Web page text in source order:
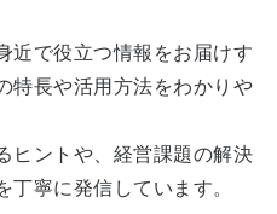
近で役立つ情報をお届けす
特長や活用方法をわかりや
ヒントや、経営課題の解決
丁寧に発信しています。